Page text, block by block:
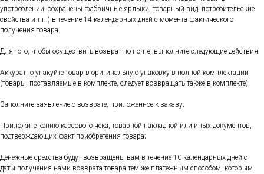
употреблении, сохранены фабричные ярлыки, товарный вид, потребительские
свойства и т.п.) в течение 14 календарных дней с момента фактического
получения товара.
Для того, чтобы осуществить возврат по почте, выполните следующие действия:
Аккуратно упакуйте товар в оригинальную упаковку в полной комплектации
(товары, поставляемые в комплекте, следует возвращать также в комплекте);
Заполните заявление о возврате, приложенное к заказу;
Приложите копию кассового чека, товарной накладной или иных документов,
подтверждающих факт приобретения товара;
Денежные средства будут возвращены вам в течение 10 календарных дней с
даты получения нами возврата товара тем же платежным способом, которым